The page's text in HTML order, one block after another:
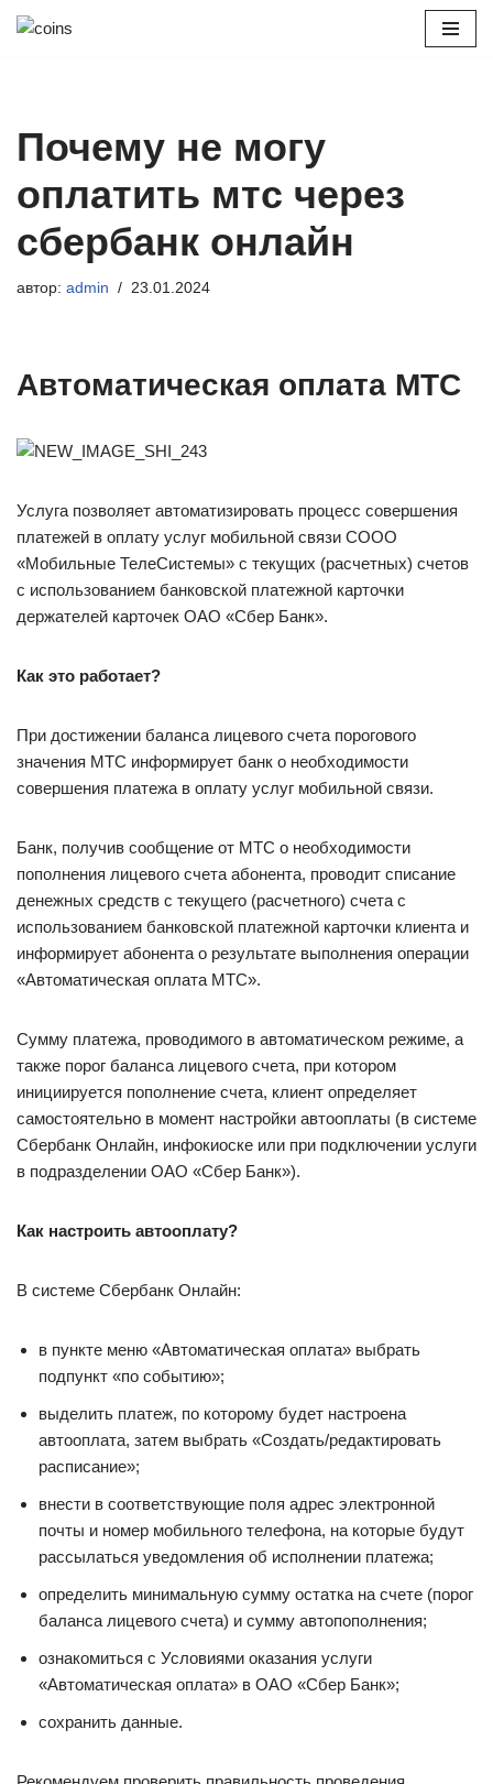
Почему не могу
оплатить мтс через
сбербанк онлайн
автор: admin 23.01.2024
Автоматическая оплата МТС
Услуга позволяет автоматизировать процесс совершения
платежей в оплату услуг мобильной связи СООО
«Мобильные ТелеСистемы» с текущих (расчетных) счетов
с использованием банковской платежной карточки
держателей карточек ОАО «Сбер Банк».
Как это работает?
При достижении баланса лицевого счета порогового
значения МТС информирует банк о необходимости
совершения платежа в оплату услуг мобильной связи.
Банк, получив сообщение от МТС о необходимости
пополнения лицевого счета абонента, проводит списание
денежных средств с текущего (расчетного) счета с
использованием банковской платежной карточки клиента и
информирует абонента о результате выполнения операции
«Автоматическая оплата МТС».
Сумму платежа, проводимого в автоматическом режиме, а
также порог баланса лицевого счета, при котором
инициируется пополнение счета, клиент определяет
самостоятельно в момент настройки автооплаты (в системе
Сбербанк Онлайн, инфокиоске или при подключении услуги
в подразделении ОАО «Сбер Банк»).
Как настроить автооплату?
В системе Сбербанк Онлайн:
в пункте меню «Автоматическая оплата» выбрать
подпункт «по событию»;
выделить платеж, по которому будет настроена
автооплата, затем выбрать «Создать/редактировать
расписание»;
внести в соответствующие поля адрес электронной
почты и номер мобильного телефона, на которые будут
рассылаться уведомления об исполнении платежа;
определить минимальную сумму остатка на счете (порог
баланса лицевого счета) и сумму автопополнения;
ознакомиться с Условиями оказания услуги
«Автоматическая оплата» в ОАО «Сбер Банк»;
сохранить данные.